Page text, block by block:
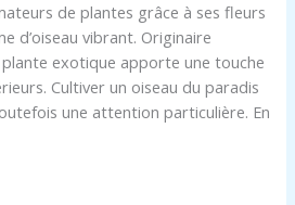
de plantes grâce à ses fleurs
d’oiseau vibrant. Originaire
plante exotique apporte une touche
Cultiver un oiseau du paradis
une attention particulière. En